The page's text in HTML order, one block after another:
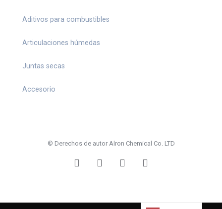
Aditivos para combustibles
Articulaciones húmedas
Juntas secas
Accesorio
© Derechos de autor Alron Chemical Co. LTD